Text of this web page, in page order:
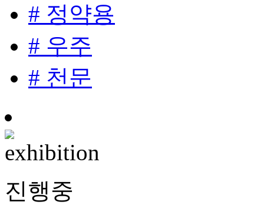
# 정약용
# 우주
# 천문
진행중